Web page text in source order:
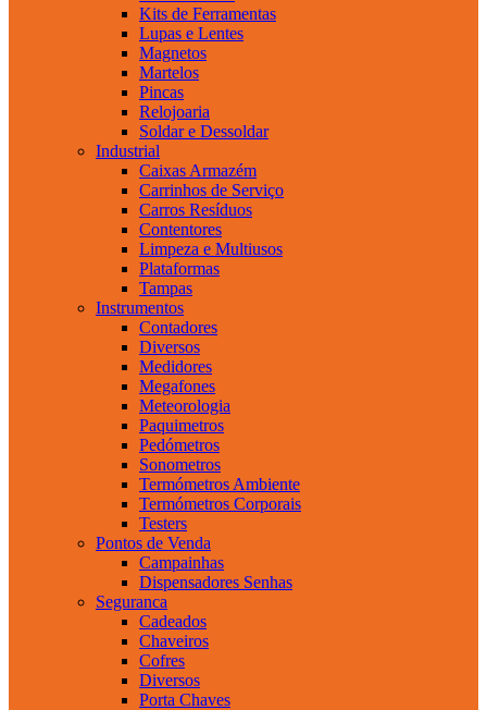
Kits de Ferramentas
Lupas e Lentes
Magnetos
Martelos
Pincas
Relojoaria
Soldar e Dessoldar
Industrial
Caixas Armazém
Carrinhos de Serviço
Carros Resíduos
Contentores
Limpeza e Multiusos
Plataformas
Tampas
Instrumentos
Contadores
Diversos
Medidores
Megafones
Meteorologia
Paquimetros
Pedómetros
Sonometros
Termómetros Ambiente
Termómetros Corporais
Testers
Pontos de Venda
Campainhas
Dispensadores Senhas
Seguranca
Cadeados
Chaveiros
Cofres
Diversos
Porta Chaves